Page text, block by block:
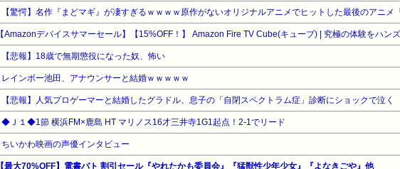
【悲報】18歳で無期懲役になった奴、怖い
レインボー池田、アナウンサーと結婚ｗｗｗｗｗ
【悲報】人気プロゲーマーと結婚したグラドル、息子の「自閉スペクトラム症」診断にショックで泣く
◆Ｊ１◆1節 横浜FM×鹿島 HT マリノス16才三井寺1G1起点！2-1でリード
ちいかわ映画の声優インタビュー
【最大70%OFF】電書バト 割引セール『やれたかも委員会』『猛獣性少年少女』『よなきごや』他